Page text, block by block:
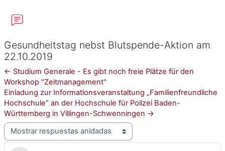
Gesundheitstag nebst Blutspende-Aktion am
22.10.2019
← Studium Generale - Es gibt noch freie Plätze für den
Workshop "Zeitmanagement"
Einladung zur Informationsveranstaltung „Familienfreundliche
Hochschule“ an der Hochschule für Polizei Baden-
Württemberg in Villingen-Schwenningen →
Mostrar modo